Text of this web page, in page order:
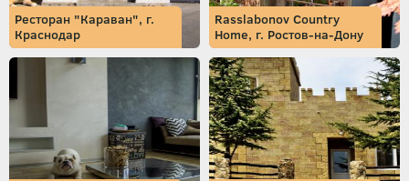
Ресторан "Караван", г.
Краснодар
Rasslabonov Country
Home, г. Ростов-на-Дону